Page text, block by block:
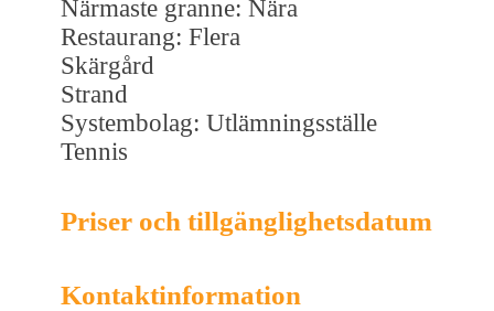
Närmaste granne: Nära
Restaurang: Flera
Skärgård
Strand
Systembolag: Utlämningsställe
Tennis
Priser och tillgänglighetsdatum
Kontaktinformation